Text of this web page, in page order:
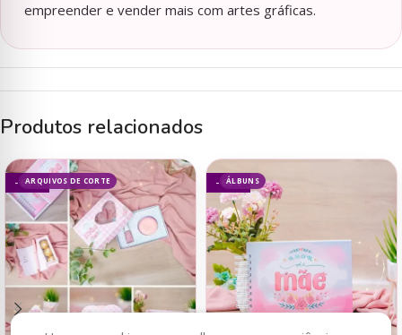
empreender e vender mais com artes gráficas.
Produtos relacionados
ARQUIVOS DE CORTE
- 60% ÁLBUNS
- 60%